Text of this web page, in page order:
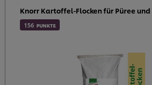
Knorr Kartoffel-Flocken für Püree und
156 PUNKTE